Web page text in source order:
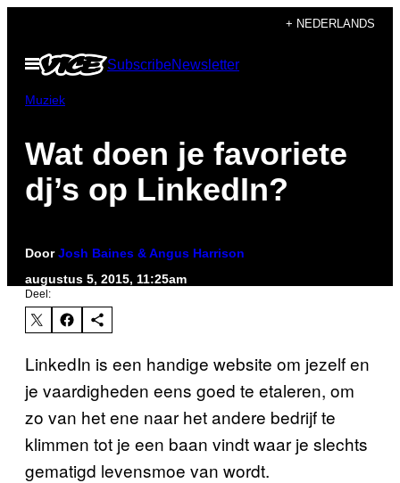
de
inhoud
+ NEDERLANDS
Open
menu
SubscribeNewsletter
Muziek
Wat doen je favoriete
dj’s op LinkedIn?
DoorJosh Baines & Angus Harrison
augustus 5, 2015, 11:25am
Deel:
LinkedIn is een handige website om jezelf en
je vaardigheden eens goed te etaleren, om
zo van het ene naar het andere bedrijf te
klimmen tot je een baan vindt waar je slechts
gematigd levensmoe van wordt.